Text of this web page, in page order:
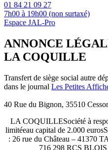
01 84 21 09 27
7h00 à 19h00 (non surtaxé)
Espace JAL-Pro
ANNONCE
LA COQUILLE
Transfert de siège social autre
dans le journal Les Petites
40 Rue du Bignon, 35510
LA COQUILLESociété à
limitéeau capital de 2.000
: 26 rue du Château – 41370
716 298 RCS BLOIS